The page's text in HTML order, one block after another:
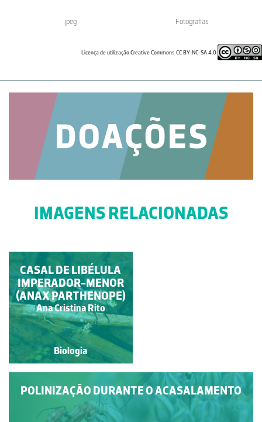
.jpeg Fotografias
Licença de utilização Creative Commons CC BY-NC-SA 4.0
IMAGENS RELACIONADAS
ACASALAMENTO DE
BORBOLETA-LOBA
Paulo Talhadas dos Santos
Biologia
POLINIZAÇÃO DURANTE O ACASALAMENTO
CASAL DE LIBÉLULA
IMPERADOR-MENOR
(ANAX PARTHENOPE)
Ana Cristina Rito
Biologia